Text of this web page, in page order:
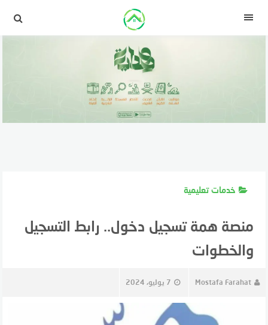
القائمة
خدمات تعليمية
منصة همة تسجيل دخول.. رابط التسجيل
والخطوات
Mostafa Farahat 7 يوليو، 2024